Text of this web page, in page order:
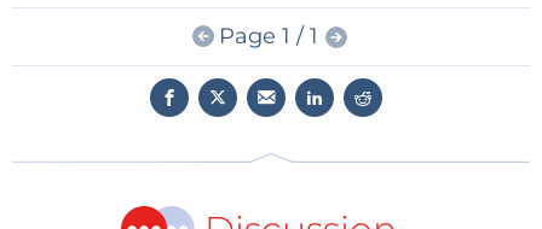
anticopie des futurs systèmes de gestion de droits,
et de contrôle de copie.
nécessaire à l'implémentation de tous les protocoles
Page 1 / 1